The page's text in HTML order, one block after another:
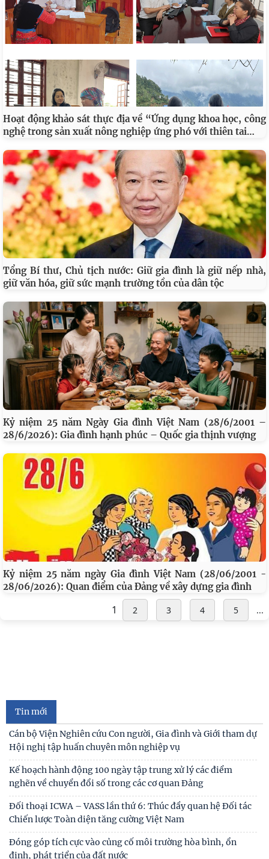
Hoạt động khảo sát thực địa về “Ứng dụng khoa học, công
nghệ trong sản xuất nông nghiệp ứng phó với thiên tai…
Tổng Bí thư, Chủ tịch nước: Giữ gia đình là giữ nếp nhà,
giữ văn hóa, giữ sức mạnh trường tồn của dân tộc
Kỷ niệm 25 năm Ngày Gia đình Việt Nam (28/6/2001 –
28/6/2026): Gia đình hạnh phúc – Quốc gia thịnh vượng
Kỷ niệm 25 năm ngày Gia đình Việt Nam (28/06/2001 -
28/06/2026): Quan điểm của Đảng về xây dựng gia đình
1 2 3 4 5 ...
Tin mới
nghẽn về chuyển đổi số trong các cơ quan Đảng
Đối thoại ICWA – VASS lần thứ 6: Thúc đẩy quan hệ Đối tác
Chiến lược Toàn diện tăng cường Việt Nam
Đóng góp tích cực vào củng cố môi trường hòa bình, ổn
định, phát triển của đất nước
Hội thảo khoa học quốc tế: “Nền kinh tế độc lập, tự chủ:
Sáng kiến của Cộng hòa Dân chủ Nhân dân
Bản tin Đài Truyền hình Hà Nội: Lễ Khai mạc trưng bày
"Kết nối truyền thống - Vững bước tương lai"